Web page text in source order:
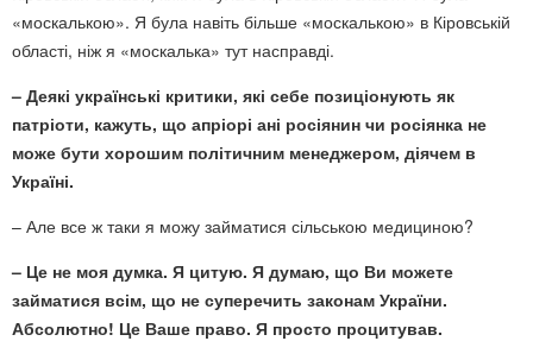
«москалькою». Я була навіть більше «москалькою» в Кіровській
області, ніж я «москалька» тут насправді.
– Деякі українські критики, які себе позиціонують як
патріоти, кажуть, що апріорі ані росіянин чи росіянка не
може бути хорошим політичним менеджером, діячем в
Україні.
– Але все ж таки я можу займатися сільською медициною?
– Це не моя думка. Я цитую. Я думаю, що Ви можете
займатися всім, що не суперечить законам України.
Абсолютно! Це Ваше право. Я просто процитував.